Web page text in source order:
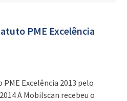
PME Excelência
Excelência 2013 pelo
A Mobilscan recebeu o